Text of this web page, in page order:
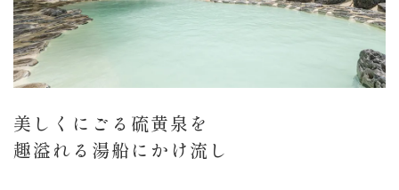
美しくにごる硫黄泉を
趣溢れる湯船にかけ流し